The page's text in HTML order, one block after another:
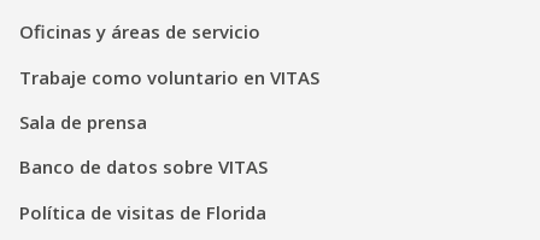
Oficinas y áreas de servicio
Trabaje como voluntario en VITAS
Sala de prensa
Banco de datos sobre VITAS
Política de visitas de Florida